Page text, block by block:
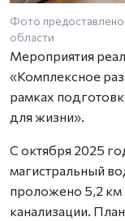
Фото
области
Мероприятия
«Комплексное
рамках
для жизни».
С октября 2025
магистральный
проложено 5,2
канализации.